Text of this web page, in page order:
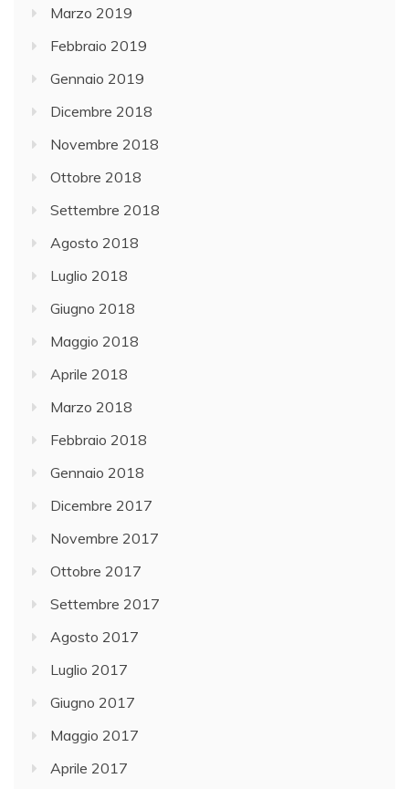
Marzo 2019
Febbraio 2019
Gennaio 2019
Dicembre 2018
Novembre 2018
Ottobre 2018
Settembre 2018
Agosto 2018
Luglio 2018
Giugno 2018
Maggio 2018
Aprile 2018
Marzo 2018
Febbraio 2018
Gennaio 2018
Dicembre 2017
Novembre 2017
Ottobre 2017
Settembre 2017
Agosto 2017
Luglio 2017
Giugno 2017
Maggio 2017
Aprile 2017